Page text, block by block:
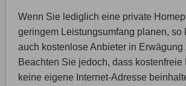
Wenn Sie lediglich eine private
geringem Leistungsumfang planen, so
auch kostenlose Anbieter in Erwägung
Beachten Sie jedoch, dass kostenfreie
keine eigene Internet-Adresse